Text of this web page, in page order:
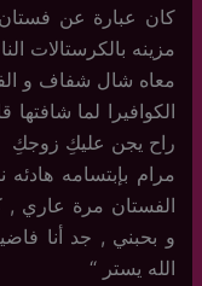
كان عبارة عن
مزينه بالكرستالات
معاه شال شفاف و
الكوافيرا لما شافتها
راح يجن عليكِ زوجكِ
مرام بإبتسامه
الفستان مرة عاري
و بحبني , جد أنا
الله يستر “